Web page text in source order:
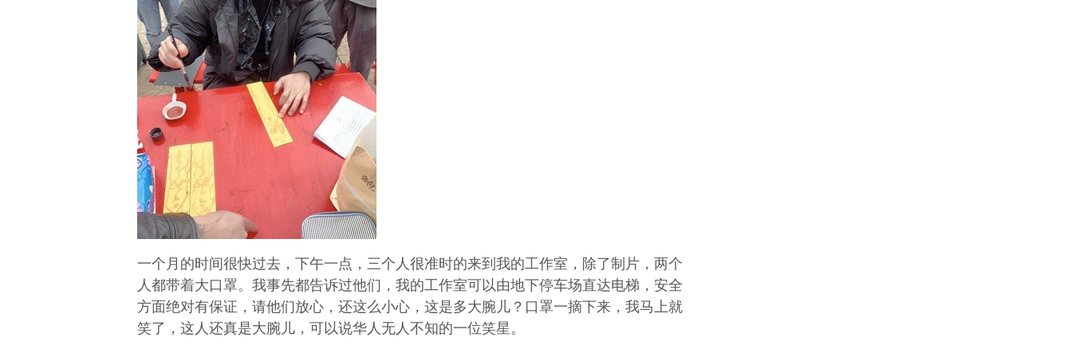
一个月的时间很快过去，下午一点，三个人很准时的来到我的工作室，除了制片，两个
人都带着大口罩。我事先都告诉过他们，我的工作室可以由地下停车场直达电梯，安全
方面绝对有保证，请他们放心，还这么小心，这是多大腕儿？口罩一摘下来，我马上就
笑了，这人还真是大腕儿，可以说华人无人不知的一位笑星。